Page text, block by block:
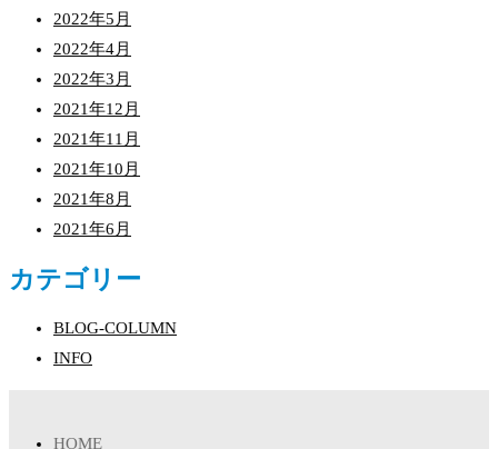
2022年5月
2022年4月
2022年3月
2021年12月
2021年11月
2021年10月
2021年8月
2021年6月
カテゴリー
BLOG-COLUMN
INFO
HOME